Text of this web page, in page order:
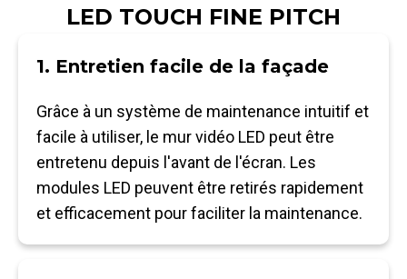
LED TOUCH FINE PITCH
1. Entretien facile de la façade
Grâce à un système de maintenance intuitif et
facile à utiliser, le mur vidéo LED peut être
entretenu depuis l'avant de l'écran. Les
modules LED peuvent être retirés rapidement
et efficacement pour faciliter la maintenance.